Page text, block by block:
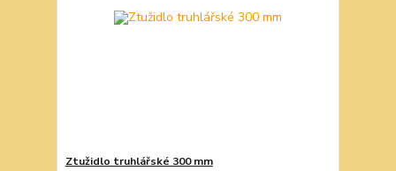
Ztužidlo truhlářské 300 mm